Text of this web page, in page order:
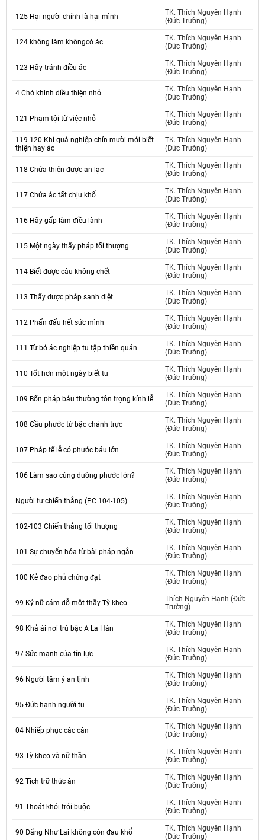
125 Hại người chính là hại mình
TK. Thích Nguyên Hạnh
(Đức Trường)
124 không làm khôngcó ác
TK. Thích Nguyên Hạnh
(Đức Trường)
123 Hãy tránh điều ác
TK. Thích Nguyên Hạnh
(Đức Trường)
4 Chớ khinh điều thiện nhỏ
TK. Thích Nguyên Hạnh
(Đức Trường)
121 Phạm tội từ việc nhỏ
TK. Thích Nguyên Hạnh
(Đức Trường)
119-120 Khi quả nghiệp chín mười mới biết
thiện hay ác
TK. Thích Nguyên Hạnh
(Đức Trường)
118 Chứa thiện được an lạc
TK. Thích Nguyên Hạnh
(Đức Trường)
117 Chứa ác tất chịu khổ
TK. Thích Nguyên Hạnh
(Đức Trường)
116 Hãy gấp làm điều lành
TK. Thích Nguyên Hạnh
(Đức Trường)
115 Một ngày thấy pháp tối thượng
TK. Thích Nguyên Hạnh
(Đức Trường)
114 Biết được câu không chết
TK. Thích Nguyên Hạnh
(Đức Trường)
113 Thấy được pháp sanh diệt
TK. Thích Nguyên Hạnh
(Đức Trường)
112 Phấn đấu hết sức mình
TK. Thích Nguyên Hạnh
(Đức Trường)
111 Từ bỏ ác nghiệp tu tập thiền quán
TK. Thích Nguyên Hạnh
(Đức Trường)
110 Tốt hơn một ngày biết tu
TK. Thích Nguyên Hạnh
(Đức Trường)
109 Bốn pháp báu thường tôn trọng kính lễ
TK. Thích Nguyên Hạnh
(Đức Trường)
108 Cầu phước từ bậc chánh trực
TK. Thích Nguyên Hạnh
(Đức Trường)
107 Pháp tế lễ có phước báu lớn
TK. Thích Nguyên Hạnh
(Đức Trường)
106 Làm sao cúng dường phước lớn?
TK. Thích Nguyên Hạnh
(Đức Trường)
Người tự chiến thắng (PC 104-105)
TK. Thích Nguyên Hạnh
(Đức Trường)
102-103 Chiến thắng tối thượng
TK. Thích Nguyên Hạnh
(Đức Trường)
101 Sự chuyển hóa từ bài pháp ngắn
TK. Thích Nguyên Hạnh
(Đức Trường)
100 Kẻ đao phủ chứng đạt
TK. Thích Nguyên Hạnh
(Đức Trường)
99 Kỷ nữ cám dỗ một thầy Tỳ kheo
Thích Nguyên Hạnh (Đức
Trường)
98 Khả ái nơi trú bậc A La Hán
TK. Thích Nguyên Hạnh
(Đức Trường)
97 Sức mạnh của tín lực
TK. Thích Nguyên Hạnh
(Đức Trường)
96 Người tâm ý an tịnh
TK. Thích Nguyên Hạnh
(Đức Trường)
95 Đức hạnh người tu
TK. Thích Nguyên Hạnh
(Đức Trường)
04 Nhiếp phục các căn
TK. Thích Nguyên Hạnh
(Đức Trường)
93 Tỳ kheo và nữ thần
TK. Thích Nguyên Hạnh
(Đức Trường)
92 Tích trữ thức ăn
TK. Thích Nguyên Hạnh
(Đức Trường)
91 Thoát khỏi trói buộc
TK. Thích Nguyên Hạnh
(Đức Trường)
90 Đấng Như Lai không còn đau khổ
TK. Thích Nguyên Hạnh
(Đức Trường)